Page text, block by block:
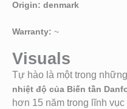
Origin: denmark
Warranty: ~
Visuals
Tự hào là một trong
nhiệt độ của Biến tần
hơn 15 năm trong lĩnh